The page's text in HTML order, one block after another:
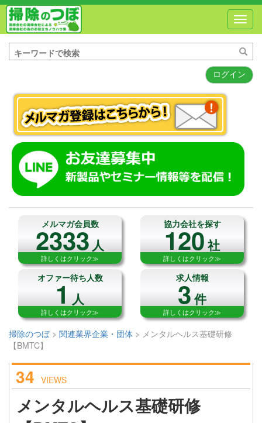
ログイン
メルマガ会員数
2333人
詳しくはクリック≫
協力会社を探す
120社
詳しくはクリック≫
オファー待ち人数
1人
詳しくはクリック≫
求人情報
3件
詳しくはクリック≫
掃除のつぼ> 関連業界企業・団体 > メンタルヘルス基礎研修
【BMTC】
34 VIEWS
メンタルヘルス基礎研修